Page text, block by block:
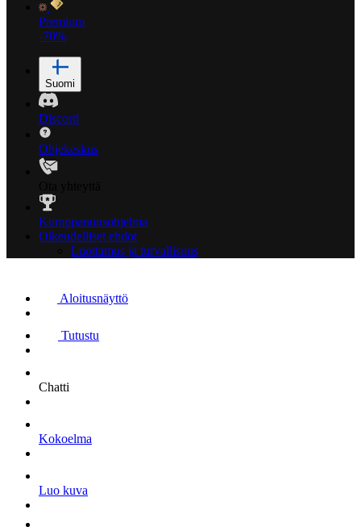
Premium
-70%
Suomi
Discord
Ohjekeskus
Kumppanuusohjelma
Oikeudelliset ehdot
Luottamus ja turvallisuus
Aloitusnäyttö
Tutustu
Chatti
Kokoelma
Luo kuva